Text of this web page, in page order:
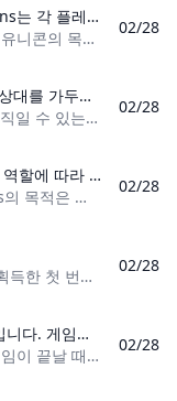
불안정한 유니콘 Unstable Unicorns는 각 플레이어가 유니콘 7개를 가장 먼저 모으는 전략 카드 게임입니다. 효과를 추가하는 다양한 카드가 있으며, 일부는 게임이 진행되는 동안 이점을 제공하고 일부는 단점을 제공합니다. 이 게임은 배신으로 인해 우정이 파괴될 수 있습니다.
불안정한 유니콘의 목표: 불안정한 유니콘의 목표는 유니콘 7개를 가장 먼저 수집하는 플레이어가 되는 것입니다. 플레이어 수: 2~8명 재료: 검정색 카드 114장
02/28
아마존 Amazons에서 플레이어는 상대를 가두기 위해 전사를 보드 주위로 움직이고 불타는 화살을 발사합니다. 상대방의 말을 모두 가두는 첫 번째 플레이어가 승리합니다! 이 재미있는 홈브류 게임은 1988년 아르헨티나에서 개발되었습니다. 체스 말, 체커, 포커 칩 등 이미 소유하고 있는 간단한 게임 조각으로 플레이할 수 있습니다!
AMAZONS의 목표: 자신의 말을 움직일 수 있는 마지막 플레이어가 되세요 플레이어 수: 2명 재료: 체스판, 흰색 폰 3개, 검정색 폰 3개, 체커 또는 포커 칩 세트
02/28
단어 Werewords의 목표는 숨겨진 역할에 따라 숨겨진 어젠다를 완성하는 것입니다.
WEREWORDS의 목적: Werewords의 목적은 숨겨진 역할에 따라 숨겨진 의제를 완성하는 것입니다. 플레이어 수: 4-10명 재료: 1개, 카드, 예
02/28
CATAN 투쟁의 목표: 승점 10점을 획득한 첫 번째 플레이어가 되십시오 플레이어 수: 2~4명 내용: 자원 카드 67장, 건물 카드 42장, 데스티니 카드 1장 게임 유형:
02/28
위험 Hazari는 4인용 파티션 게임입니다. 게임의 목표는 게임이 끝났을 때 가장 많은 점수를 얻는 것입니다. 최소 1명의 플레이어가 1000점에 도달하면 게임이 종료됩니다. 플레이어는 게임 플레이 중에 카드를 획득하여 포인트를 얻습니다. 카드는 가장 좋은 3개의 카드 조합을 가지고 있어야 승리할 수 있습니다.
하자리의 목적: 하자리의 목적은 게임이 끝날 때 가장 많은 점수를 얻는 것입니다. 플레이어 수: 4명 재료: 52장의 표준 데크, 점수를 유지하는 방법 및 평평한 표면.
02/28